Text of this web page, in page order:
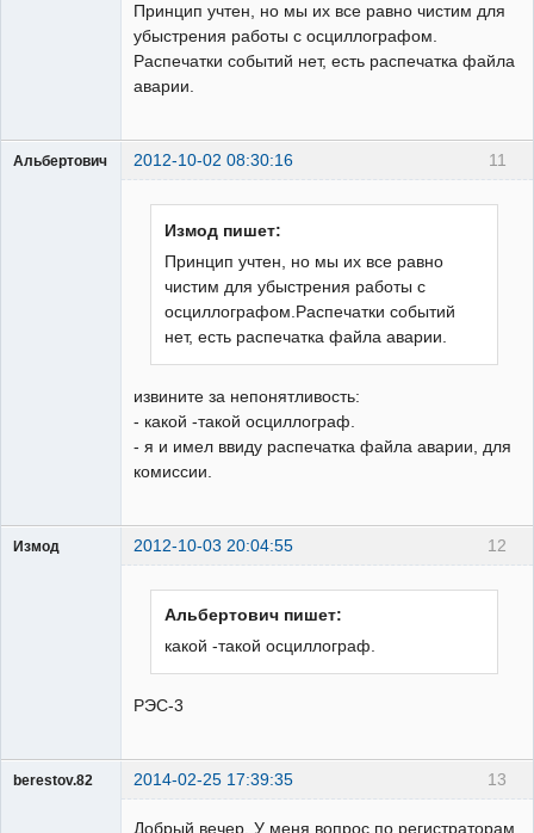
Принцип учтен, но мы их все равно чистим для
убыстрения работы с осциллографом.
Распечатки событий нет, есть распечатка файла
аварии.
11
Альбертович 2012-10-02 08:30:16
Измод пишет:
Принцип учтен, но мы их все равно
чистим для убыстрения работы с
осциллографом.Распечатки событий
нет, есть распечатка файла аварии.
извините за непонятливость:
- какой -такой осциллограф.
- я и имел ввиду распечатка файла аварии, для
комиссии.
12
Измод 2012-10-03 20:04:55
Альбертович пишет:
какой -такой осциллограф.
РЭС-3
13
berestov.82 2014-02-25 17:39:35
Добрый вечер. У меня вопрос по регистраторам